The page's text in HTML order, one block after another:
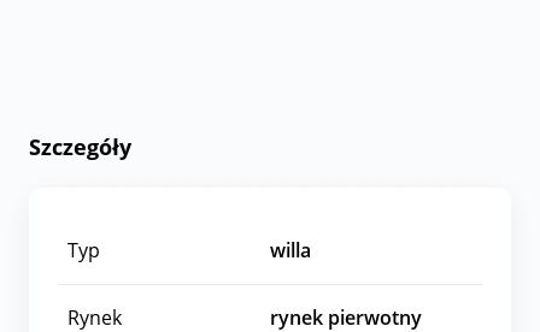
Szczegóły
Typ willa
Rynek rynek pierwotny